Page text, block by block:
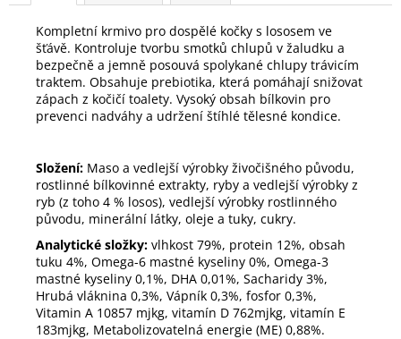
Kompletní krmivo pro dospělé kočky s lososem ve
šťávě. Kontroluje tvorbu smotků chlupů v žaludku a
bezpečně a jemně posouvá spolykané chlupy trávicím
traktem. Obsahuje prebiotika, která pomáhají snižovat
zápach z kočičí toalety. Vysoký obsah bílkovin pro
prevenci nadváhy a udržení štíhlé tělesné kondice.
Složení: Maso a vedlejší výrobky živočišného původu,
rostlinné bílkovinné extrakty, ryby a vedlejší výrobky z
ryb (z toho 4 % losos), vedlejší výrobky rostlinného
původu, minerální látky, oleje a tuky, cukry.
Analytické složky: vlhkost 79%, protein 12%, obsah
tuku 4%, Omega-6 mastné kyseliny 0%, Omega-3
mastné kyseliny 0,1%, DHA 0,01%, Sacharidy 3%,
Hrubá vláknina 0,3%, Vápník 0,3%, fosfor 0,3%,
Vitamin A 10857 mjkg, vitamín D 762mjkg, vitamín E
183mjkg, Metabolizovatelná energie (ME) 0,88%.
DOG
HYPOALLERGENIC
KONZERVA
200